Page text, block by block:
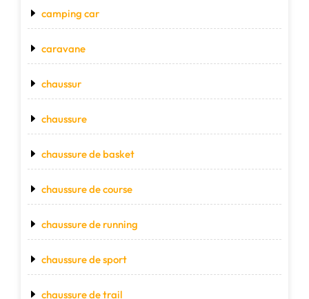
camping car
caravane
chaussur
chaussure
chaussure de basket
chaussure de course
chaussure de running
chaussure de sport
chaussure de trail